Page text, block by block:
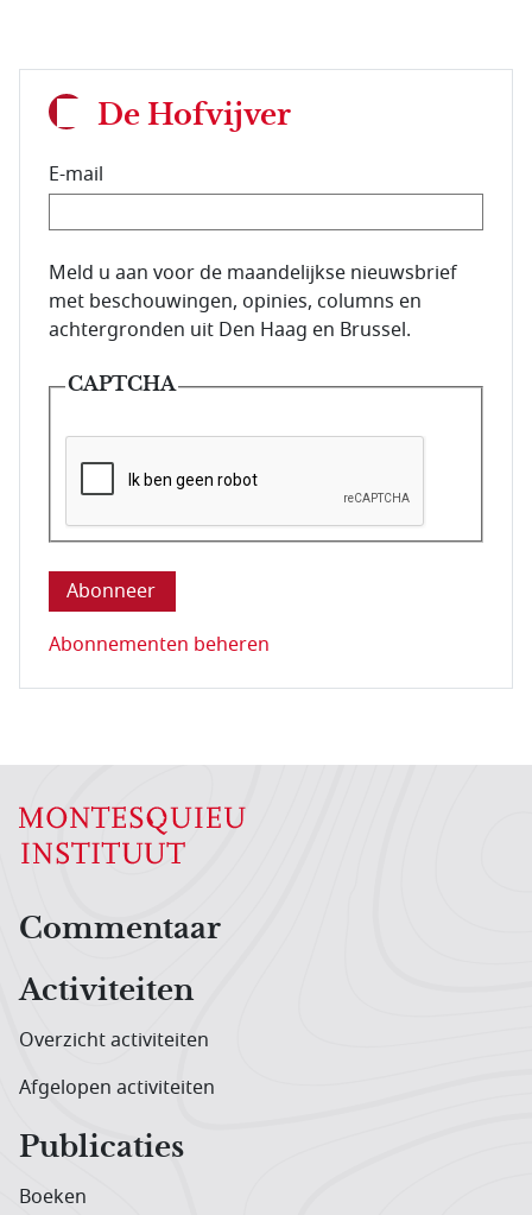
De Hofvijver
E-mail
E-mailadres van de abonnee.
Meld u aan voor de maandelijkse nieuwsbrief
met beschouwingen, opinies, columns en
achtergronden uit Den Haag en Brussel.
CAPTCHA
Deze vraag is om te controleren dat u een mens
Abonnementen beheren
Hoofdnavigatiemenu
Commentaar
Activiteiten
Overzicht activiteiten
Afgelopen activiteiten
Publicaties
Boeken